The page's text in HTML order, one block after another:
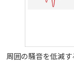
周囲の騒音を低減